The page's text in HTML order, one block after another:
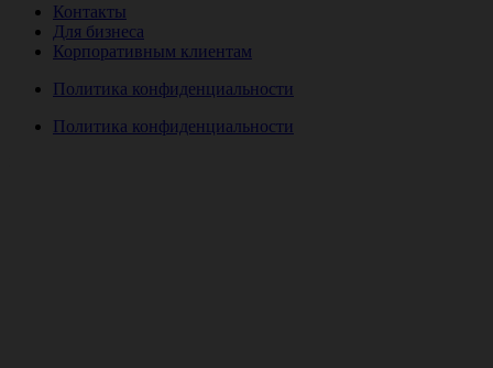
Контакты
Для бизнеса
Корпоративным клиентам
Политика конфиденциальности
Политика конфиденциальности